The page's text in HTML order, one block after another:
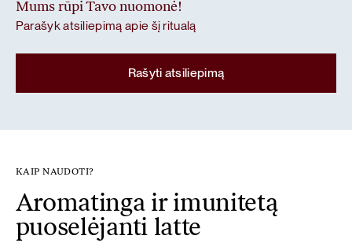
Mums rūpi Tavo nuomonė!
Parašyk atsiliepimą apie šį ritualą
Rašyti atsiliepimą
KAIP NAUDOTI?
Aromatinga ir imunitetą
puoselėjanti latte